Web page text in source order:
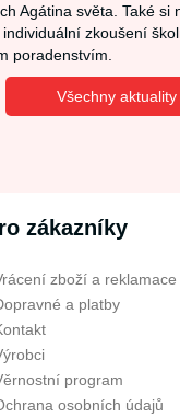
Agátina světa. Také si
zkoušení
poradenstvím.
Všechny aktuality
zákazníky
zboží a reklamace
a platby
program
osobních údajů